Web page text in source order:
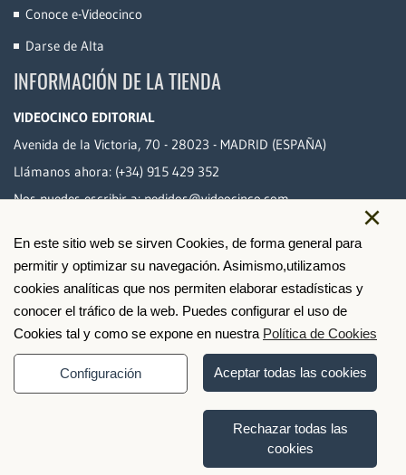
×
En este sitio web se sirven Cookies, de forma general para
permitir y optimizar su navegación. Asimismo,utilizamos
cookies analíticas que nos permiten elaborar estadísticas y
conocer el tráfico de la web. Puedes configurar el uso de
Cookies tal y como se expone en nuestra Política de Cookies
Configuración Aceptar todas las cookies
Rechazar todas las
cookies
Conoce e-Videocinco
Darse de Alta
INFORMACIÓN DE LA TIENDA
VIDEOCINCO EDITORIAL
Avenida de la Victoria, 70 - 28023 - MADRID (ESPAÑA)
Llámanos ahora: (+34) 915 429 352
Nos puedes escribir a:pedidos@videocinco.com
PAGO SEGURO